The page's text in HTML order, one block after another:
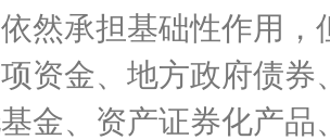
然承担基础性作用
资金、地方政府债
金、资产证券化产